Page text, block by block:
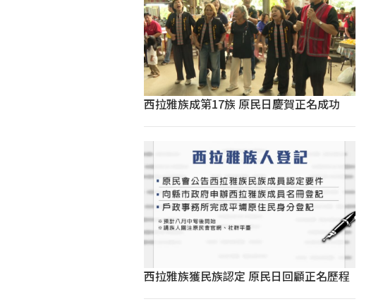
西拉雅族成第17族 原民日慶賀正名成功
西拉雅族獲民族認定 原民日回顧正名歷程